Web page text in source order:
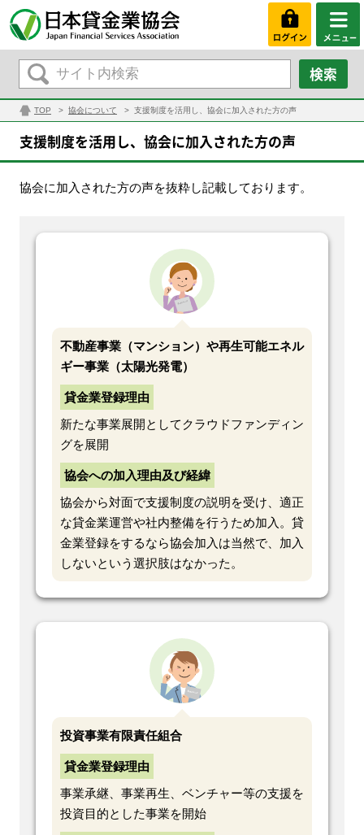
TOP 協会について 支援制度を活用し、協会に加入された方の声
支援制度を活用し、協会に加入された方の声
協会に加入された方の声を抜粋し記載しております。
不動産事業（マンション）や再生可能エネル
ギー事業（太陽光発電）
貸金業登録理由
新たな事業展開としてクラウドファンディン
グを展開
協会への加入理由及び経緯
協会から対面で支援制度の説明を受け、適正
な貸金業運営や社内整備を行うため加入。貸
金業登録をするなら協会加入は当然で、加入
しないという選択肢はなかった。
投資事業有限責任組合
貸金業登録理由
事業承継、事業再生、ベンチャー等の支援を
投資目的とした事業を開始